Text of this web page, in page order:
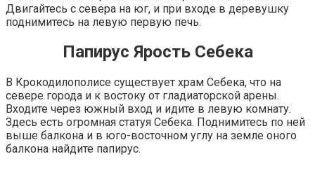
Двигайтесь с севера на юг, и при входе в деревушку
поднимитесь на левую первую печь.
Папирус Ярость Себека
В Крокодилополисе существует храм Себека, что на
севере города и к востоку от гладиаторской арены.
Входите через южный вход и идите в левую комнату.
Здесь есть огромная статуя Себека. Поднимитесь по ней
выше балкона и в юго-восточном углу на земле оного
балкона найдите папирус.